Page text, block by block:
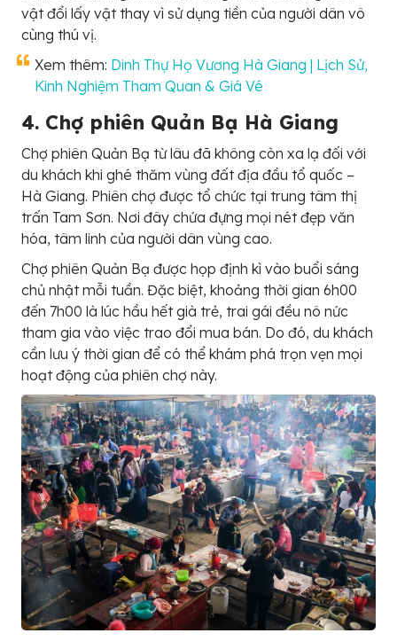
vật đổi lấy vật thay vì sử dụng tiền của người dân vô
cùng thú vị.
Xem thêm: Dinh Thự Họ Vương Hà Giang | Lịch Sử,
Kinh Nghiệm Tham Quan & Giá Vé
4. Chợ phiên Quản Bạ Hà Giang
Chợ phiên Quản Bạ từ lâu đã không còn xa lạ đối với
du khách khi ghé thăm vùng đất địa đầu tổ quốc –
Hà Giang. Phiên chợ được tổ chức tại trung tâm thị
trấn Tam Sơn. Nơi đây chứa đựng mọi nét đẹp văn
hóa, tâm linh của người dân vùng cao.
Chợ phiên Quản Bạ được họp định kì vào buổi sáng
chủ nhật mỗi tuần. Đặc biệt, khoảng thời gian 6h00
đến 7h00 là lúc hầu hết già trẻ, trai gái đều nô nức
tham gia vào việc trao đổi mua bán. Do đó, du khách
cần lưu ý thời gian để có thể khám phá trọn vẹn mọi
hoạt động của phiên chợ này.